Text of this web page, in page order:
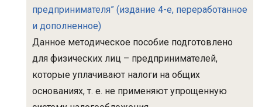
предпринимателя” (издание 4-е, переработанное
и дополненное)
Данное методическое пособие подготовлено
для физических лиц – предпринимателей,
которые уплачивают налоги на общих
основаниях, т. е. не применяют упрощенную